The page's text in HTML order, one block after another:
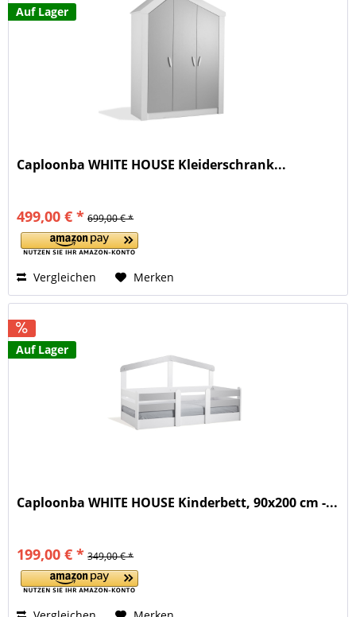
Auf Lager
Caploonba WHITE HOUSE Kleiderschrank...
499,00 € * 699,00 € *
Vergleichen Merken
Auf Lager
Caploonba WHITE HOUSE Kinderbett, 90x200 cm -...
199,00 € * 349,00 € *